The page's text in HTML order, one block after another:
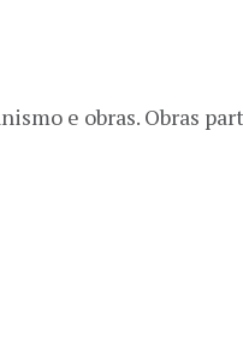
e obras. Obras